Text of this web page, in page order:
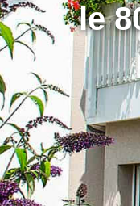
le